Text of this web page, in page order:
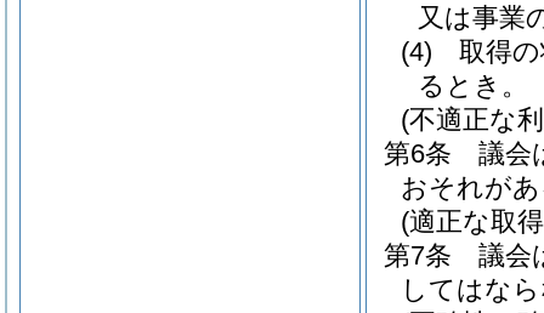
又は事業
(4)
取得
るとき。
(不適正な
第6条
議会
おそれが
(適正な取
第7条
議会
してはな